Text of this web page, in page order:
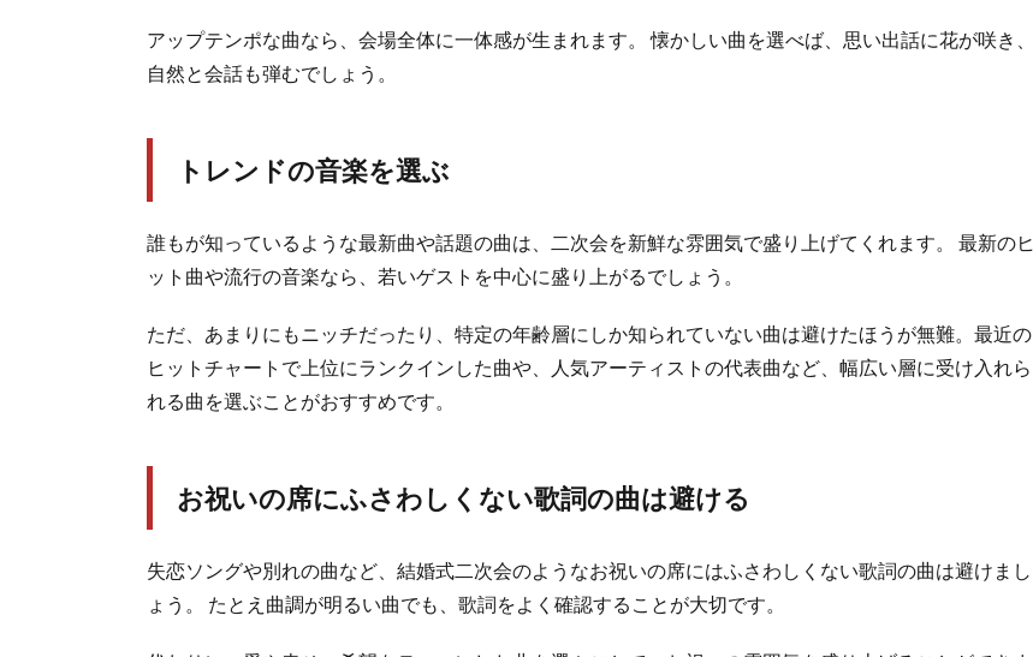
アップテンポな曲なら、会場全体に一体感が生まれます。 懐かしい曲を選べば、思い出話に花が咲き、
自然と会話も弾むでしょう。
トレンドの音楽を選ぶ
誰もが知っているような最新曲や話題の曲は、二次会を新鮮な雰囲気で盛り上げてくれます。 最新のヒ
ット曲や流行の音楽なら、若いゲストを中心に盛り上がるでしょう。
ただ、あまりにもニッチだったり、特定の年齢層にしか知られていない曲は避けたほうが無難。最近の
ヒットチャートで上位にランクインした曲や、人気アーティストの代表曲など、幅広い層に受け入れら
れる曲を選ぶことがおすすめです。
お祝いの席にふさわしくない歌詞の曲は避ける
失恋ソングや別れの曲など、結婚式二次会のようなお祝いの席にはふさわしくない歌詞の曲は避けまし
ょう。 たとえ曲調が明るい曲でも、歌詞をよく確認することが大切です。